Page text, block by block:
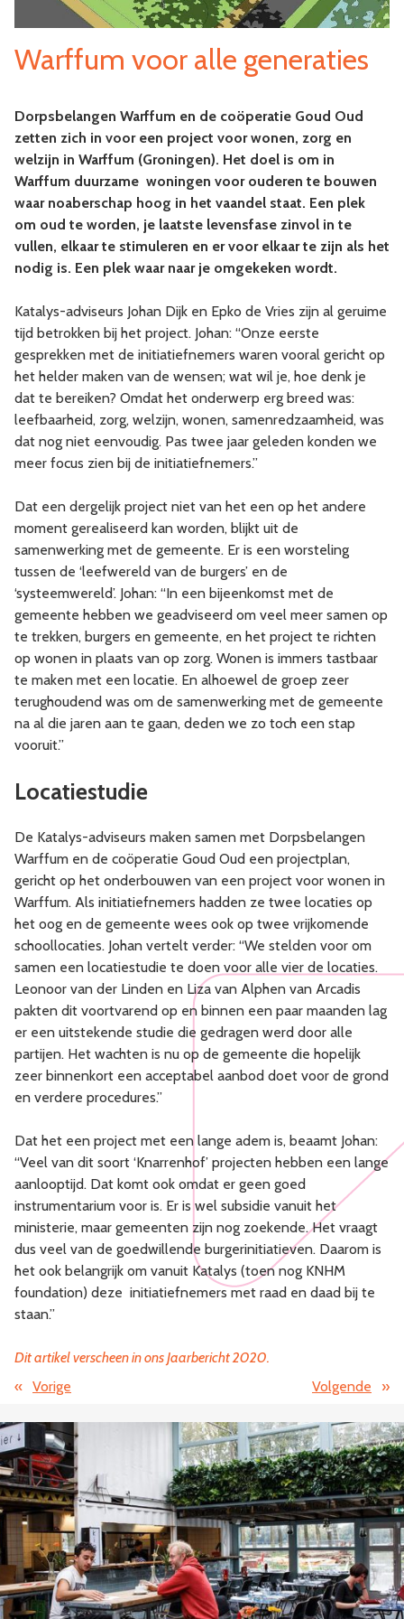
Warffum voor alle generaties
Dorpsbelangen Warffum en de coöperatie Goud Oud
zetten zich in voor een project voor wonen, zorg en
welzijn in Warffum (Groningen). Het doel is om in
Warffum duurzame woningen voor ouderen te bouwen
waar noaberschap hoog in het vaandel staat. Een plek
om oud te worden, je laatste levensfase zinvol in te
vullen, elkaar te stimuleren en er voor elkaar te zijn als het
nodig is. Een plek waar naar je omgekeken wordt.
Katalys-adviseurs Johan Dijk en Epko de Vries zijn al geruime
tijd betrokken bij het project. Johan: “Onze eerste
gesprekken met de initiatiefnemers waren vooral gericht op
het helder maken van de wensen; wat wil je, hoe denk je
dat te bereiken? Omdat het onderwerp erg breed was:
leefbaarheid, zorg, welzijn, wonen, samenredzaamheid, was
dat nog niet eenvoudig. Pas twee jaar geleden konden we
meer focus zien bij de initiatiefnemers.”
Dat een dergelijk project niet van het een op het andere
moment gerealiseerd kan worden, blijkt uit de
samenwerking met de gemeente. Er is een worsteling
tussen de ‘leefwereld van de burgers’ en de
‘systeemwereld’. Johan: “In een bijeenkomst met de
gemeente hebben we geadviseerd om veel meer samen op
te trekken, burgers en gemeente, en het project te richten
op wonen in plaats van op zorg. Wonen is immers tastbaar
te maken met een locatie. En alhoewel de groep zeer
terughoudend was om de samenwerking met de gemeente
na al die jaren aan te gaan, deden we zo toch een stap
vooruit.”
Locatiestudie
De Katalys-adviseurs maken samen met Dorpsbelangen
Warffum en de coöperatie Goud Oud een projectplan,
gericht op het onderbouwen van een project voor wonen in
Warffum. Als initiatiefnemers hadden ze twee locaties op
het oog en de gemeente wees ook op twee vrijkomende
schoollocaties. Johan vertelt verder: “We stelden voor om
samen een locatiestudie te doen voor alle vier de locaties.
Leonoor van der Linden en Liza van Alphen van Arcadis
pakten dit voortvarend op en binnen een paar maanden lag
er een uitstekende studie die gedragen werd door alle
partijen. Het wachten is nu op de gemeente die hopelijk
zeer binnenkort een acceptabel aanbod doet voor de grond
en verdere procedures.”
Dat het een project met een lange adem is, beaamt Johan:
“Veel van dit soort ‘Knarrenhof’ projecten hebben een lange
aanlooptijd. Dat komt ook omdat er geen goed
instrumentarium voor is. Er is wel subsidie vanuit het
ministerie, maar gemeenten zijn nog zoekende. Het vraagt
dus veel van de goedwillende burgerinitiatieven. Daarom is
het ook belangrijk om vanuit Katalys (toen nog KNHM
foundation) deze initiatiefnemers met raad en daad bij te
staan.”
Dit artikel verscheen in ons Jaarbericht 2020.
« Vorige Volgende »